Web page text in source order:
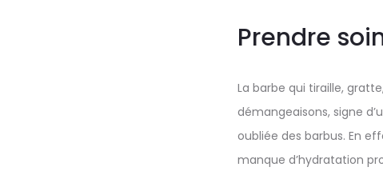
Prendre
La barbe qui tiraille,
démangeaisons, signe
oubliée des barbus. En
manque d’hydratation